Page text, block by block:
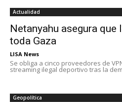
Actualidad
Netanyahu asegura que
toda Gaza
LISA News
Se obliga a cinco proveedores de
streaming ilegal deportivo tras la
Geopolítica